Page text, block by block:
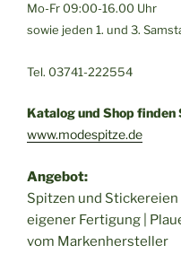
Mo-Fr 09:00-16.00 Uhr
sowie jeden 1. und 3.
Tel. 03741-222554
Katalog und Shop finden
www.modespitze.de
Angebot:
Spitzen und
eigener Fertigung |
vom Markenhersteller